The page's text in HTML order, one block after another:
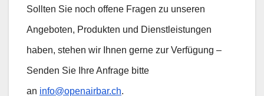
Sollten Sie noch offene Fragen zu unseren
Angeboten, Produkten und Dienstleistungen
haben, stehen wir Ihnen gerne zur Verfügung –
Senden Sie Ihre Anfrage bitte
an info@openairbar.ch.